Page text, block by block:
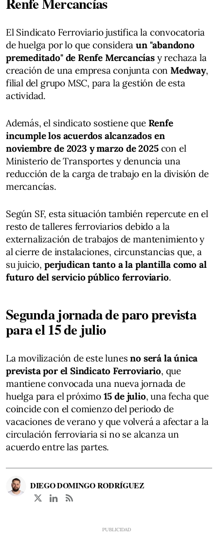
El Sindicato Ferroviario justifica la convocatoria
de huelga por lo que consideraun "abandono
premeditado" de Renfe Mercancíasy rechaza la
creación de una empresa conjunta con Medway,
filial del grupo MSC, para la gestión de esta
actividad.
Además, el sindicato sostiene que Renfe
incumple los acuerdos alcanzados en
noviembre de 2023 y marzo de 2025con el
Ministerio de Transportes y denuncia una
reducción de la carga de trabajo en la división de
mercancías.
Según SF, esta situación también repercute en el
resto de talleres ferroviarios debido a la
externalización de trabajos de mantenimiento y
al cierre de instalaciones, circunstancias que, a
su juicio, perjudican tanto a la plantilla como al
futuro del servicio público ferroviario.
Segunda jornada de paro prevista
para el 15 de julio
La movilización de este lunesno será la única
prevista por el Sindicato Ferroviario, que
mantiene convocada una nueva jornada de
huelga para el próximo 15 de julio, una fecha que
coincide con el comienzo del periodo de
vacaciones de verano y que volverá a afectar a la
circulación ferroviaria si no se alcanza un
acuerdo entre las partes.
DIEGO DOMINGO RODRÍGUEZ